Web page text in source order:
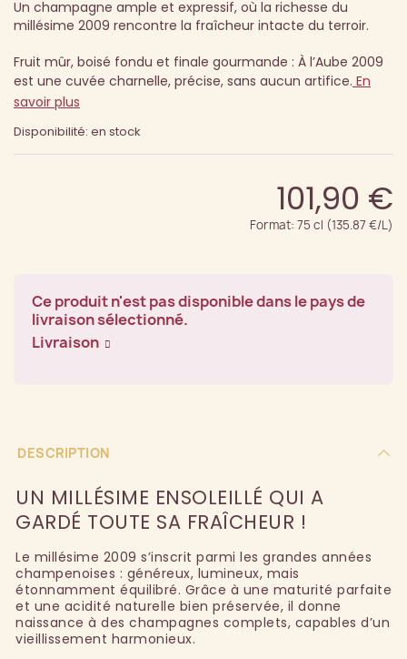
Un champagne ample et expressif, où la richesse du
millésime 2009 rencontre la fraîcheur intacte du terroir.
Fruit mûr, boisé fondu et finale gourmande : À l’Aube 2009
est une cuvée charnelle, précise, sans aucun artifice. En
savoir plus
Disponibilité: en stock
101,90 €
Format: 75 cl (135.87 €/L)
Ce produit n'est pas disponible dans le pays de
livraison sélectionné.
Livraison
DESCRIPTION
UN MILLÉSIME ENSOLEILLÉ QUI A
GARDÉ TOUTE SA FRAÎCHEUR !
Le millésime 2009 s’inscrit parmi les grandes années
champenoises : généreux, lumineux, mais
étonnamment équilibré. Grâce à une maturité parfaite
et une acidité naturelle bien préservée, il donne
naissance à des champagnes complets, capables d’un
vieillissement harmonieux.